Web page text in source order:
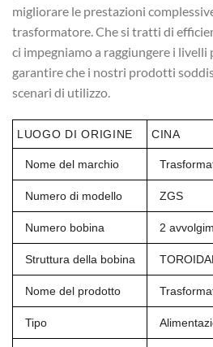
migliorare le prestazioni
trasformatore. Che si tratti di
ci impegniamo a raggiungere i
garantire che i nostri prodotti
scenari di utilizzo.
LUOGO DI ORIGINE CINA
Nome del marchio
Numero di modello ZGS
Numero bobina 2
Struttura della bobina
Nome del prodotto
Tipo